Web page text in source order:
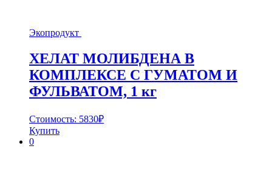
Экопродукт
ХЕЛАТ МОЛИБДЕНА В
КОМПЛЕКСЕ С ГУМАТОМ И
ФУЛЬВАТОМ, 1 кг
Стоимость: 5830₽
Купить
0